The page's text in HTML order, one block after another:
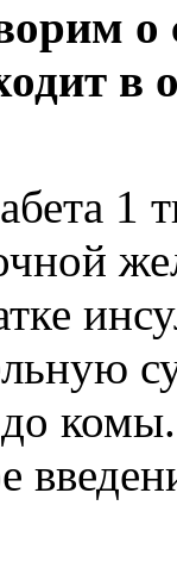
о
в
1